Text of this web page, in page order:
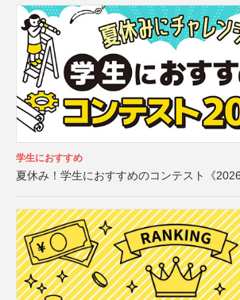
学生におすすめ
夏休み！学生におすすめのコンテスト《